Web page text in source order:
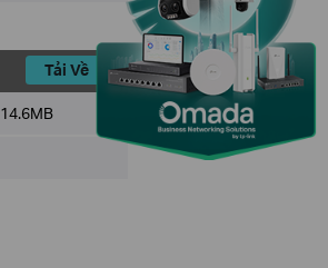
Tải Về
14.6MB